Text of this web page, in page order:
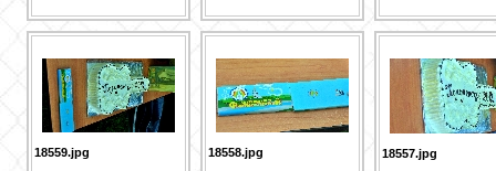
18559.jpg 18558.jpg 18557.jpg